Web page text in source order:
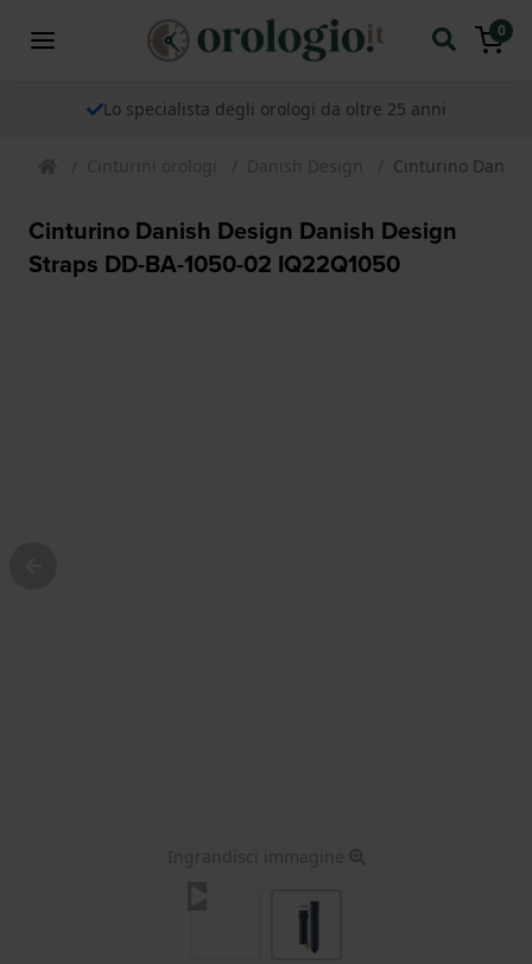
0
Lo specialista degli orologi da oltre 25 anni
Cinturini orologi Danish Design Cinturino Danish
Cinturino Danish Design Danish Design
Straps DD-BA-1050-02 IQ22Q1050
Ingrandisci immagine